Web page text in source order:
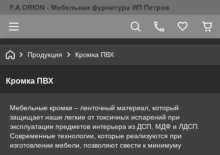
F.A.ORION - Мебельная фурнитура ИП Петров
Продукция Кромка ПВХ
Кромка ПВХ
Мебельные кромки – ленточный материал, который
защищает наши легкие от токсичных испарений при
эксплуатации предметов интерьера из ДСП, МДФ и ЛДСП.
Современные технологии, которые реализуются при
изготовлении мебели, позволяют свести к минимуму